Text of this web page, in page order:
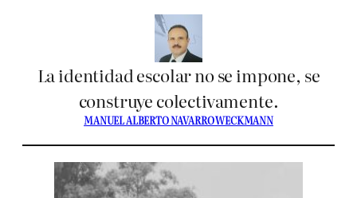
La identidad escolar no se impone, se
construye colectivamente.
MANUEL ALBERTO NAVARRO WECKMANN